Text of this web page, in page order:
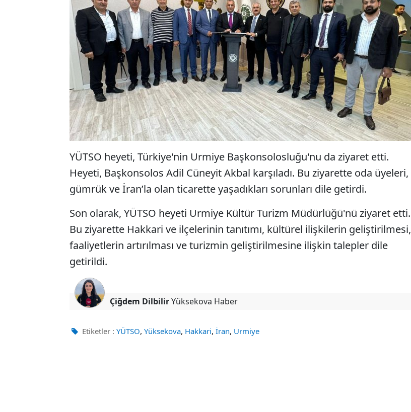
YÜTSO heyeti, Türkiye'nin Urmiye Başkonsolosluğu'nu da ziyaret etti.
Heyeti, Başkonsolos Adil Cüneyit Akbal karşıladı. Bu ziyarette oda üyeleri,
gümrük ve İran’la olan ticarette yaşadıkları sorunları dile getirdi.
Son olarak, YÜTSO heyeti Urmiye Kültür Turizm Müdürlüğü'nü ziyaret etti.
Bu ziyarette Hakkari ve ilçelerinin tanıtımı, kültürel ilişkilerin geliştirilmesi,
faaliyetlerin artırılması ve turizmin geliştirilmesine ilişkin talepler dile
getirildi.
Çiğdem DilbilirYüksekova Haber
Etiketler : YÜTSO, Yüksekova, Hakkari, İran, Urmiye